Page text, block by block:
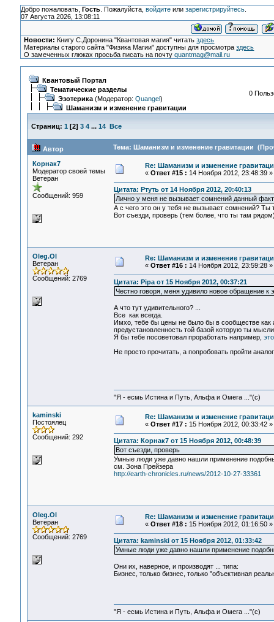
Добро пожаловать, Гость. Пожалуйста, войдитеили зарегистрируйтесь.
07 Августа 2026, 13:08:11
Новости: Книгу С.Доронина "Квантовая магия" читатьздесь
Материалы старого сайта "Физика Магии" доступны для просмотраздесь
О замеченных глюках просьба писать на почтуquantmag@mail.ru
Квантовый Портал
Тематические разделы
Эзотерика(Модератор: Quangel)
Шаманизм и изменение гравитации
0
Страниц: 1 [2] 3 4 ... 14 Все
Автор Тема: Шаманизм и изменение гравитации
Корнак7
Модератор своей темы
Ветеран
Сообщений: 959
Re: Шаманизм и изменение
« Ответ #15 : 14 Ноября 2012, 23:48:39 »
Цитата: Ртуть от 14 Ноября 2012, 20:40:13
Лично у меня не вызывает сомнений данный
А с чего это он у тебя не вызывает сомнений?
Вот съезди, проверь (тем более, что ты там
Oleg.Ol
Ветеран
Сообщений: 2769
Re: Шаманизм и изменение
« Ответ #16 : 14 Ноября 2012, 23:59:28 »
Цитата: Pipa от 15 Ноября 2012, 00:37:21
Честно говоря, меня удивило новое обращение к
А что тут удивительного? ...
Все как всегда.
Имхо, тебе бы цены не было бы в сообществе как
предустановленность той базой которую ты
Я бы тебе посоветовал проработать например, это
Не просто прочитать, а попробовать пройти
"Я - есмь Истина и Путь, Альфа и Омега ..."(с)
kaminski
Постоялец
Сообщений: 292
Re: Шаманизм и изменение
« Ответ #17 : 15 Ноября 2012, 00:33:42 »
Цитата: Корнак7 от 15 Ноября 2012, 00:48:39
Вот съезди, проверь
Умные люди уже давно нашли применение
см. Зона Прейзера
http://earth-chronicles.ru/news/2012-10-27-33361
Oleg.Ol
Ветеран
Сообщений: 2769
Re: Шаманизм и изменение
« Ответ #18 : 15 Ноября 2012, 01:16:50 »
Цитата: kaminski от 15 Ноября 2012, 01:33:42
Умные люди уже давно нашли применение
Они их, наверное, и производят ... типа:
Бизнес, только бизнес, только "объективная
"Я - есмь Истина и Путь, Альфа и Омега ..."(с)